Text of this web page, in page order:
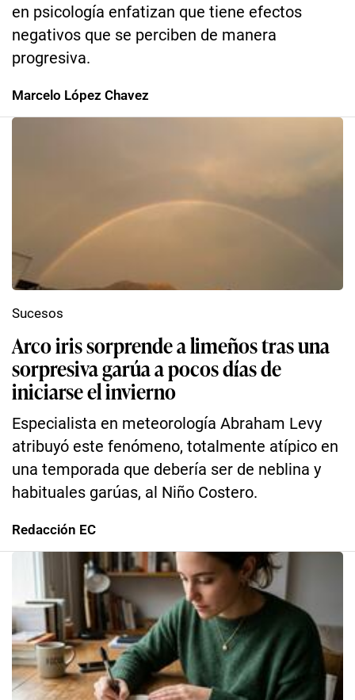
en psicología enfatizan que tiene efectos
negativos que se perciben de manera
progresiva.
Marcelo López Chavez
Arco iris sorprende a limeños tras una
sorpresiva garúa a pocos días de
iniciarse el invierno
Especialista en meteorología Abraham Levy
atribuyó este fenómeno, totalmente atípico en
una temporada que debería ser de neblina y
habituales garúas, al Niño Costero.
Sucesos
Redacción EC